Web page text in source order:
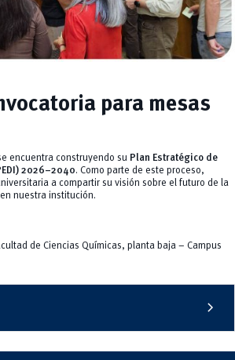
de Producción
para Mujeres Científicas PROMEMCI
para mesas
encuentra construyendo su Plan Estratégico de
2026–2040. Como parte de este proceso,
a compartir su visión sobre el futuro de la
nuestra institución.
de Ciencias Químicas, planta baja – Campus
chevron_right